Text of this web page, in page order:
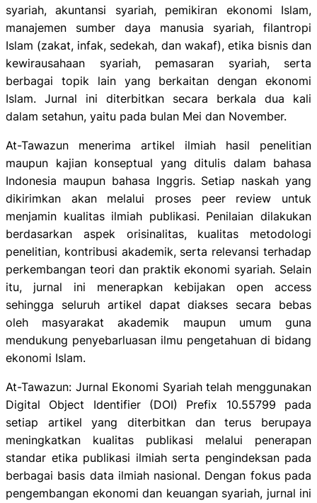
syariah, akuntansi syariah, pemikiran ekonomi Islam,
manajemen sumber daya manusia syariah, filantropi
Islam (zakat, infak, sedekah, dan wakaf), etika bisnis dan
kewirausahaan syariah, pemasaran syariah, serta
berbagai topik lain yang berkaitan dengan ekonomi
Islam. Jurnal ini diterbitkan secara berkala dua kali
dalam setahun, yaitu pada bulan Mei dan November.
At-Tawazun menerima artikel ilmiah hasil penelitian
maupun kajian konseptual yang ditulis dalam bahasa
Indonesia maupun bahasa Inggris. Setiap naskah yang
dikirimkan akan melalui proses peer review untuk
menjamin kualitas ilmiah publikasi. Penilaian dilakukan
berdasarkan aspek orisinalitas, kualitas metodologi
penelitian, kontribusi akademik, serta relevansi terhadap
perkembangan teori dan praktik ekonomi syariah. Selain
itu, jurnal ini menerapkan kebijakan open access
sehingga seluruh artikel dapat diakses secara bebas
oleh masyarakat akademik maupun umum guna
mendukung penyebarluasan ilmu pengetahuan di bidang
ekonomi Islam.
At-Tawazun: Jurnal Ekonomi Syariah telah menggunakan
Digital Object Identifier (DOI) Prefix 10.55799 pada
setiap artikel yang diterbitkan dan terus berupaya
meningkatkan kualitas publikasi melalui penerapan
standar etika publikasi ilmiah serta pengindeksan pada
berbagai basis data ilmiah nasional. Dengan fokus pada
pengembangan ekonomi dan keuangan syariah, jurnal ini